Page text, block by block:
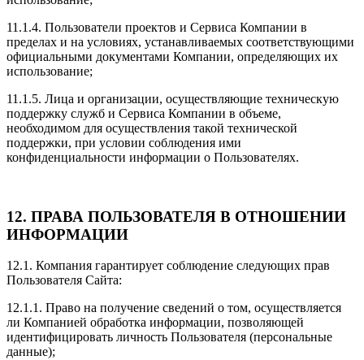
11.1.4. Пользователи проектов и Сервиса Компании в
пределах и на условиях, устанавливаемых соответствующими
официальными документами Компании, определяющих их
использование;
11.1.5. Лица и организации, осуществляющие техническую
поддержку служб и Сервиса Компании в объеме,
необходимом для осуществления такой технической
поддержки, при условии соблюдения ими
конфиденциальности информации о Пользователях.
12. ПРАВА ПОЛЬЗОВАТЕЛЯ В ОТНОШЕНИИ
ИНФОРМАЦИИ
12.1. Компания гарантирует соблюдение следующих прав
Пользователя Сайта:
12.1.1. Право на получение сведений о том, осуществляется
ли Компанией обработка информации, позволяющей
идентифицировать личность Пользователя (персональные
данные);